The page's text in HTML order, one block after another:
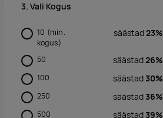
3. Vali Kogus
10 (min.
kogus)
säästad23%
50 säästad26%
100 säästad 30%
250 säästad 36%
500 säästad 39%